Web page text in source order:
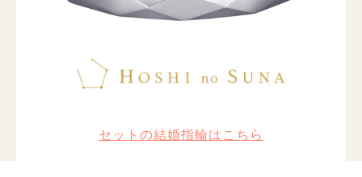
セットの結婚指輪はこちら